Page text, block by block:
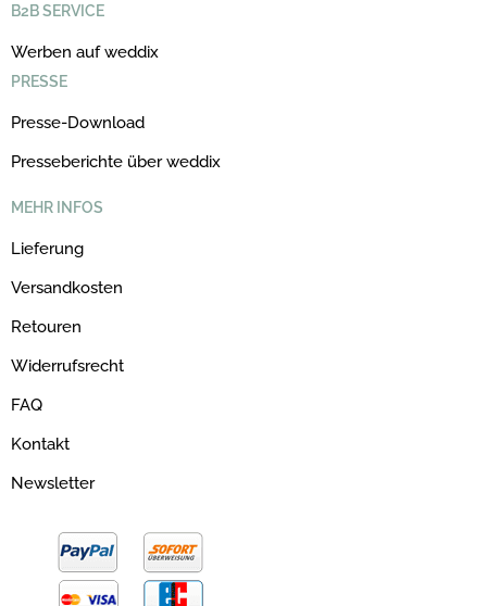
B2B SERVICE
Werben auf weddix
PRESSE
Presse-Download
Presseberichte über weddix
MEHR INFOS
Lieferung
Versandkosten
Retouren
Widerrufsrecht
FAQ
Kontakt
Newsletter